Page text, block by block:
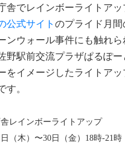
舎でレインボーライトア
公式サイト のプライド月
ンウォール事件にも触れら
野駅前交流プラザぱるぽー
をイメージしたライトア
す。
レインボーライトアップ
（木）〜30日（金）18時-21時